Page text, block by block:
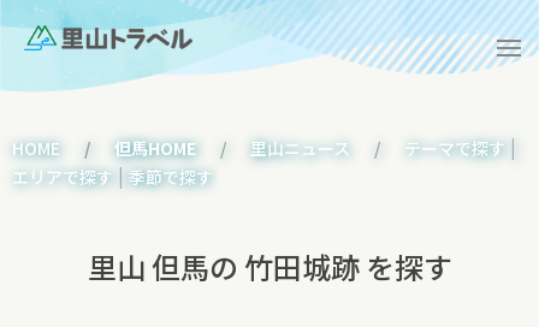
HOME 但馬HOME 里山ニュース テーマで探す |
エリアで探す | 季節で探す
里山 但馬の 竹田城跡 を探す